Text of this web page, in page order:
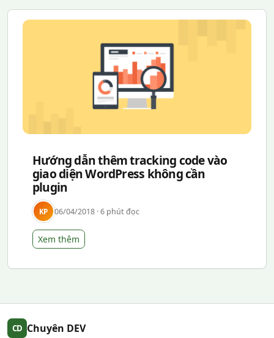
Hướng dẫn thêm tracking code vào
giao diện WordPress không cần
plugin
KP 06/04/2018 · 6 phút đọc
Xem thêm
CD Chuyên DEV